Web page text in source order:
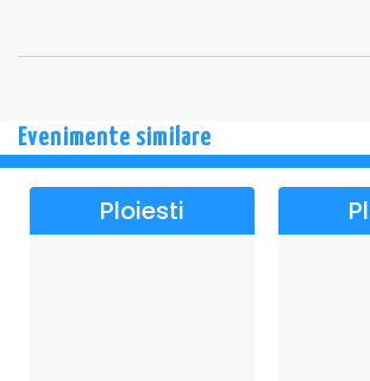
Evenimente similare
Ploiesti